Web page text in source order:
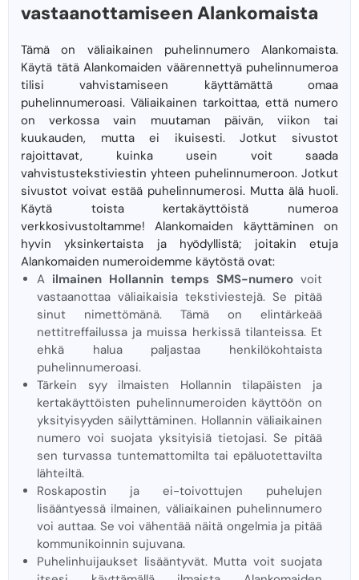
vastaanottamiseen Alankomaista
Tämä on väliaikainen puhelinnumero Alankomaista.
Käytä tätä Alankomaiden väärennettyä puhelinnumeroa
tilisi vahvistamiseen käyttämättä omaa
puhelinnumeroasi. Väliaikainen tarkoittaa, että numero
on verkossa vain muutaman päivän, viikon tai
kuukauden, mutta ei ikuisesti. Jotkut sivustot
rajoittavat, kuinka usein voit saada
vahvistustekstiviestin yhteen puhelinnumeroon. Jotkut
sivustot voivat estää puhelinnumerosi. Mutta älä huoli.
Käytä toista kertakäyttöistä numeroa
verkkosivustoltamme! Alankomaiden käyttäminen on
hyvin yksinkertaista ja hyödyllistä; joitakin etuja
Alankomaiden numeroidemme käytöstä ovat:
A ilmainen Hollannin temps SMS-numero voit
vastaanottaa väliaikaisia ​​tekstiviestejä. Se pitää
sinut nimettömänä. Tämä on elintärkeää
nettitreffailussa ja muissa herkissä tilanteissa. Et
ehkä halua paljastaa henkilökohtaista
puhelinnumeroasi.
Tärkein syy ilmaisten Hollannin tilapäisten ja
kertakäyttöisten puhelinnumeroiden käyttöön on
yksityisyyden säilyttäminen. Hollannin väliaikainen
numero voi suojata yksityisiä tietojasi. Se pitää
sen turvassa tuntemattomilta tai epäluotettavilta
lähteiltä.
Roskapostin ja ei-toivottujen puhelujen
lisääntyessä ilmainen, väliaikainen puhelinnumero
voi auttaa. Se voi vähentää näitä ongelmia ja pitää
kommunikoinnin sujuvana.
Puhelinhuijaukset lisääntyvät. Mutta voit suojata